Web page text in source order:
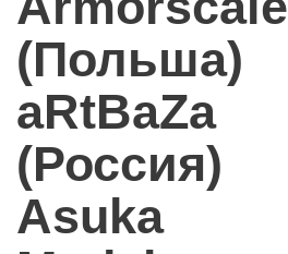
(Польша)
aRtBaZa
(Россия)
Asuka